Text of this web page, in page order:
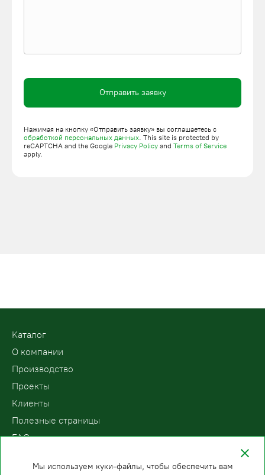
Отправить заявку
Нажимая на кнопку «Отправить заявку» вы соглашаетесь с
обработкой персональных данных. This site is protected by
reCAPTCHA and the Google Privacy Policy and Terms of Service
apply.
Kаталог
О компании
Производство
Проекты
Клиенты
Полезные страницы
FAQ
Мы используем куки-файлы, чтобы обеспечить вам